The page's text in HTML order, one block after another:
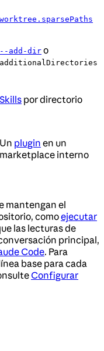
worktree.sparsePaths
--add-dir o
additionalDirectories
Skills por directorio
Un plugin en un
marketplace interno
mantengan el
comoejecutar
las lecturas de
principal,
Code. Para
base para cada
Configurar